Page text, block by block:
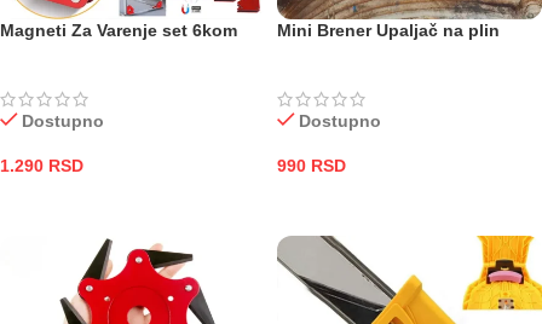
Magneti Za Varenje set 6kom
Dostupno
1.290 RSD
Mini Brener Upaljač na plin
Dostupno
990 RSD